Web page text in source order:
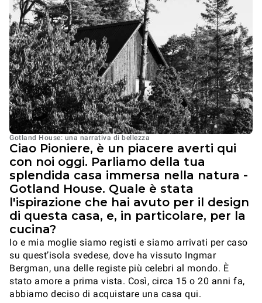
Gotland House: una narrativa di bellezza
Ciao Pioniere, è un piacere averti qui
con noi oggi. Parliamo della tua
splendida casa immersa nella natura -
Gotland House. Quale è stata
l'ispirazione che hai avuto per il design
di questa casa, e, in particolare, per la
cucina?
Io e mia moglie siamo registi e siamo arrivati per caso
su quest’isola svedese, dove ha vissuto Ingmar
Bergman, una delle registe più celebri al mondo. È
stato amore a prima vista. Così, circa 15 o 20 anni fa,
abbiamo deciso di acquistare una casa qui.